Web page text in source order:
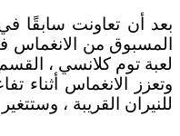
وتعزز الانغماس أثناء
للنيران القريبة ،